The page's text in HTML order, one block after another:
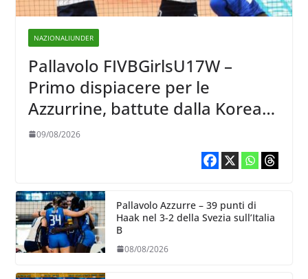
NAZIONALIUNDER
Pallavolo FIVBGirlsU17W –
Primo dispiacere per le
Azzurrine, battute dalla Korea
3-1
09/08/2026
Pallavolo Azzurre – 39 punti di
Haak nel 3-2 della Svezia sull’Italia
B
08/08/2026